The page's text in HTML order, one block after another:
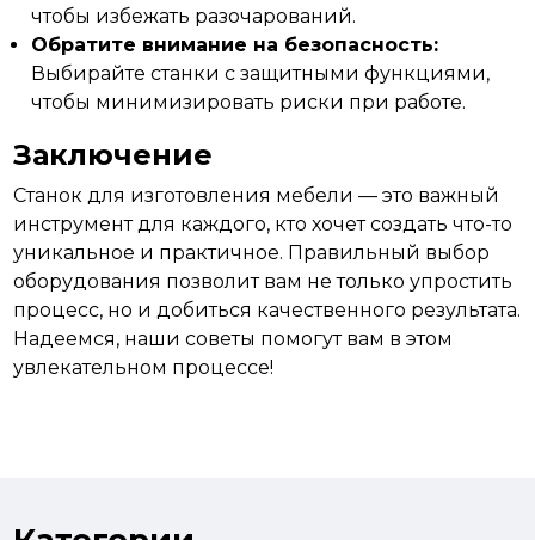
чтобы избежать разочарований.
Обратите внимание на безопасность:
Выбирайте станки с защитными функциями,
чтобы минимизировать риски при работе.
Заключение
Станок для изготовления мебели — это важный
инструмент для каждого, ктохочетсоздать что-то
уникальное и практичное. Правильный выбор
оборудования позволит вам не только упростить
процесс, но и добиться качественного результата.
Надеемся, наши советы помогут вам в этом
увлекательном процессе!
изготовление